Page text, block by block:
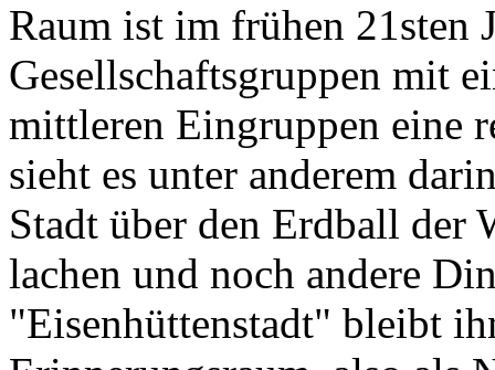
Raum ist im frühen 21sten
Gesellschaftsgruppen mit
mittleren Eingruppen eine
sieht es unter anderem
Stadt über den Erdball der
lachen und noch andere
"Eisenhüttenstadt" bleibt